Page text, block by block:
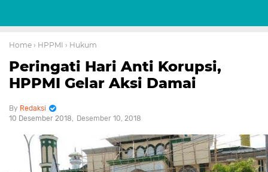
Home › HPPMI › Hukum
Peringati Hari Anti Korupsi,
HPPMI Gelar Aksi Damai
Redaksi
10 Desember 2018
Desember 10, 2018